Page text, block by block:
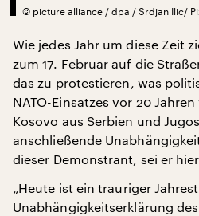
© picture alliance / dpa / Srdjan Ilic/
Wie jedes Jahr um diese Zeit
zum 17. Februar auf die
das zu protestieren, was
NATO-Einsatzes vor 20
Kosovo aus Serbien und
anschließende
dieser Demonstrant, sei er
„Heute ist ein trauriger
Unabhängigkeitserklärung